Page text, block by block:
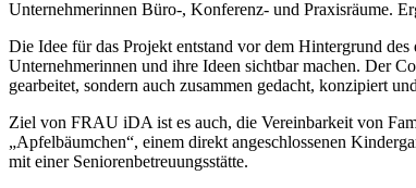
Unternehmerinnen Büro-, Konferenz- und Praxisräume.
Die Idee für das Projekt entstand vor dem Hintergrund
Unternehmerinnen und ihre Ideen sichtbar machen. Der
gearbeitet, sondern auch zusammen gedacht, konzipiert
Ziel von FRAU iDA ist es auch, die Vereinbarkeit von
„Apfelbäumchen“, einem direkt angeschlossenen
mit einer Seniorenbetreuungsstätte.